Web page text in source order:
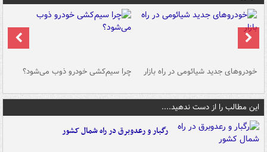
خودروهای جدید شیائومی در راه بازار چرا سیم‌کشی خودرو ذوب می‌شود؟
این مطالب را از دست ندهید....
رگبار و رعدوبرق در راه شمال کشور